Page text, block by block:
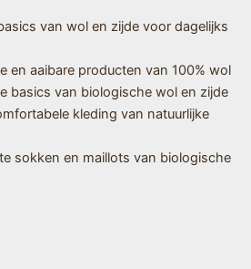
van wol en zijde voor dagelijks
en aaibare producten van 100% wol
basics van biologische wol en zijde
kleding van natuurlijke
sokken en maillots van biologische